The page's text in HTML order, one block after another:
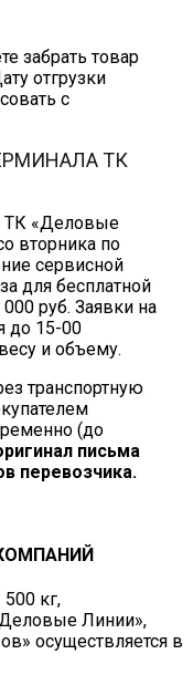
забрать товар
отгрузки
с
ТК
ТК «Деловые
вторника по
сервисной
для бесплатной
руб. Заявки на
до 15-00
и объему.
транспортную
(до
письма
перевозчика.
кг,
Линии»,
осуществляется в